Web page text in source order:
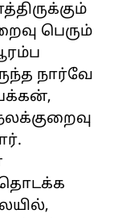
பெரும்
நார்வே